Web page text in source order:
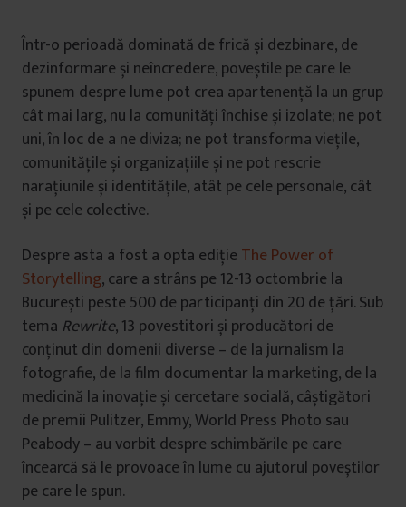
Într-o perioadă dominată de frică și dezbinare, de
dezinformare și neîncredere, poveștile pe care le
spunem despre lume pot crea apartenență la un grup
cât mai larg, nu la comunități închise și izolate; ne pot
uni, în loc de a ne diviza; ne pot transforma viețile,
comunitățile și organizațiile și ne pot rescrie
narațiunile și identitățile, atât pe cele personale, cât
și pe cele colective.
Despre asta a fost a opta ediție The Power of
Storytelling, care a strâns pe 12-13 octombrie la
București peste 500 de participanți din 20 de țări. Sub
tema Rewrite, 13 povestitori și producători de
conținut din domenii diverse – de la jurnalism la
fotografie, de la film documentar la marketing, de la
medicină la inovație și cercetare socială, câștigători
de premii Pulitzer, Emmy, World Press Photo sau
Peabody – au vorbit despre schimbările pe care
încearcă să le provoace în lume cu ajutorul poveștilor
pe care le spun.